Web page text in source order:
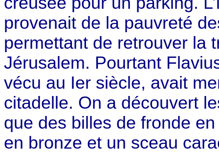
provenait de la pauvreté
permettant de retrouver la
Jérusalem. Pourtant
vécu au Ier siècle, avait
citadelle. On a découvert
que des billes de fronde
en bronze et un sceau